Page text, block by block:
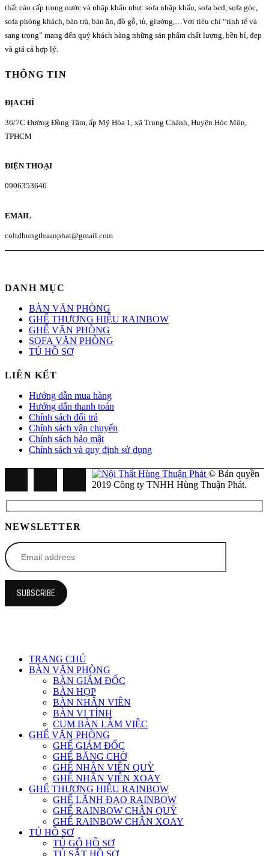
thất cáo cấp trong nước và nhập khẩu như: sofa nhập khẩu, sofa bed, sofa góc,
sofa phòng khách, bàn trà, bàn ăn, đồ gỗ, tủ, giường,…Với tiêu chí “tinh tế và
sang trọng” mang đến quý khách hàng những sản phẩm chất lượng, bền bỉ, đẹp
và giá cả hợp lý.
THÔNG TIN
ĐỊA CHỈ
36/7C Đường Đồng Tâm, ấp Mỹ Hòa 1, xã Trung Chánh, Huyện Hóc Môn,
TPHCM
ĐIỆN THOẠI
0906353646
EMAIL
coltdhungthuanphat@gmail.com
DANH MỤC
BÀN VĂN PHÒNG
GHẾ THƯƠNG HIỆU RAINBOW
GHẾ VĂN PHÒNG
SOFA VĂN PHÒNG
TỦ HỒ SƠ
LIÊN KẾT
Hướng dẫn mua hàng
Hướng dẫn thanh toán
Chính sách đổi trả
Chính sách vận chuyển
Chính sách bảo mật
Chính sách và quy định sử dụng
© Bản quyền
2019 Công ty TNHH Hùng Thuận Phát.
NEWSLETTER
TRANG CHỦ
BÀN VĂN PHÒNG
BÀN GIÁM ĐỐC
BÀN HỌP
BÀN NHÂN VIÊN
BÀN VI TÍNH
CỤM BÀN LÀM VIỆC
GHẾ VĂN PHÒNG
GHẾ GIÁM ĐỐC
GHẾ BĂNG CHỜ
GHẾ NHÂN VIÊN QUỲ
GHẾ NHÂN VIÊN XOAY
GHẾ THƯƠNG HIỆU RAINBOW
GHẾ LÃNH ĐẠO RAINBOW
GHẾ RAINBOW CHÂN QUỲ
GHẾ RAINBOW CHÂN XOAY
TỦ HỒ SƠ
TỦ GỖ HỒ SƠ
TỦ SẮT HỒ SƠ